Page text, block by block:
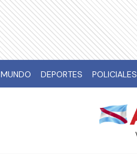
MUNDO DEPORTES POLICIALES